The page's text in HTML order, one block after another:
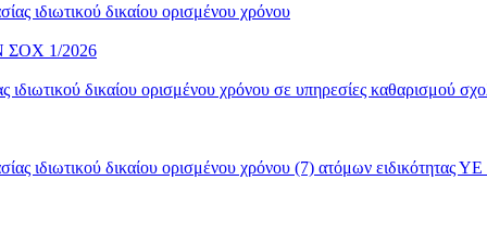
ιδιωτικού δικαίου ορισμένου χρόνου
1/2026
δικαίου ορισμένου χρόνου σε υπηρεσίες καθαρισμού
ιδιωτικού δικαίου ορισμένου χρόνου (7) ατόμων ειδικότητας